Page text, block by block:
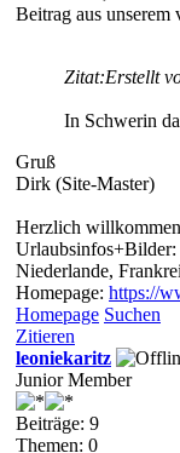
Beitrag aus unserem
Zitat:Erstellt
In Schwerin
Gruß
Dirk (Site-Master)
Herzlich willkommen
Niederlande,
Homepage: https://
Homepage Suchen
Zitieren
leoniekaritz
Junior Member
Beiträge: 9
Themen: 0